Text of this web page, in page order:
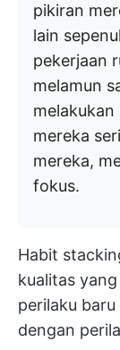
pikiran
lain
pekerjaan
melamun
mereka
mereka,
fokus.
Habit
kualitas
perilaku
dengan